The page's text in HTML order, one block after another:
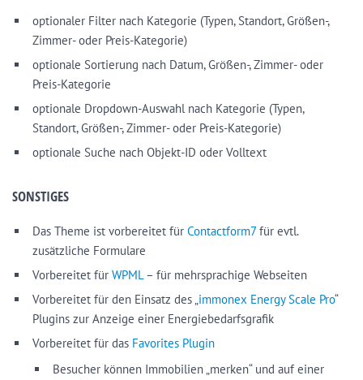
optionaler Filter nach Kategorie (Typen, Standort, Größen-,
Zimmer- oder Preis-Kategorie)
optionale Sortierung nach Datum, Größen-, Zimmer- oder
Preis-Kategorie
optionale Dropdown-Auswahl nach Kategorie (Typen,
Standort, Größen-, Zimmer- oder Preis-Kategorie)
optionale Suche nach Objekt-ID oder Volltext
SONSTIGES
Das Theme ist vorbereitet für Contactform7für evtl.
zusätzliche Formulare
Vorbereitet für WPML– für mehrsprachige Webseiten
Vorbereitet für den Einsatz des „immonex Energy Scale Pro“
Plugins zur Anzeige einer Energiebedarfsgrafik
Vorbereitet für das Favorites Plugin
Besucher können Immobilien „merken“ und auf einer